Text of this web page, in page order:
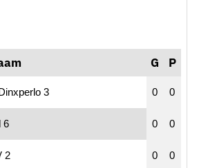
G P
3 0 0
6 0 0
2 0 0